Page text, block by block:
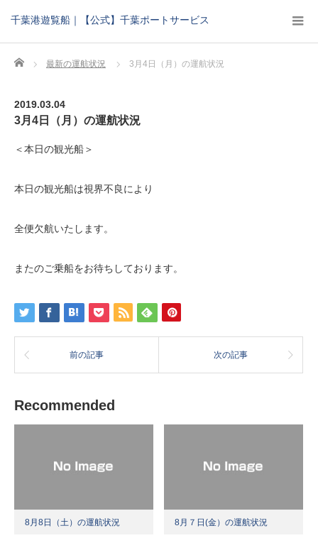
千葉港遊覧船｜【公式】千葉ポートサービス
Home 最新の運航状況 3月4日（月）の運航状況
2019.03.04
3月4日（月）の運航状況
＜本日の観光船＞
本日の観光船は視界不良により
全便欠航いたします。
またのご乗船をお待ちしております。
前の記事 次の記事
Recommended
8月8日（土）の運航状況 8月７日(金）の運航状況